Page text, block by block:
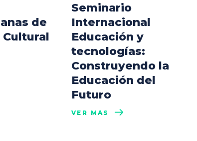
de
Seminario
Internacional
Educación y
tecnologías:
Construyendo la
Educación del
Futuro
VER MÁS